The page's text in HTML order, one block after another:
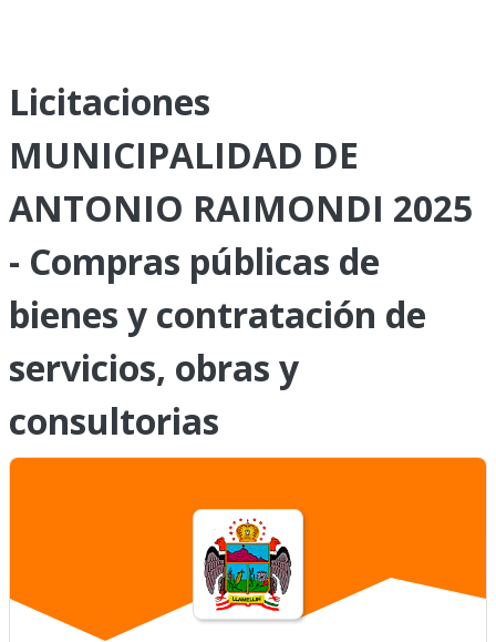
Licitaciones
MUNICIPALIDAD DE
ANTONIO RAIMONDI 2025
- Compras públicas de
bienes y contratación de
servicios, obras y
consultorias